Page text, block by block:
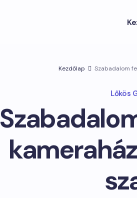
Kezdőlap Szabadalom
Lőkös